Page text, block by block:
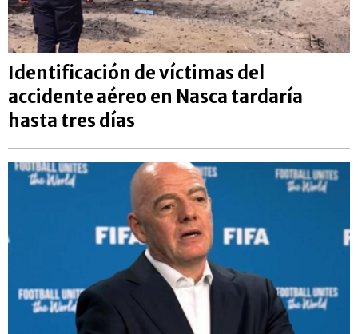
Identificación de víctimas del
accidente aéreo en Nasca tardaría
hasta tres días